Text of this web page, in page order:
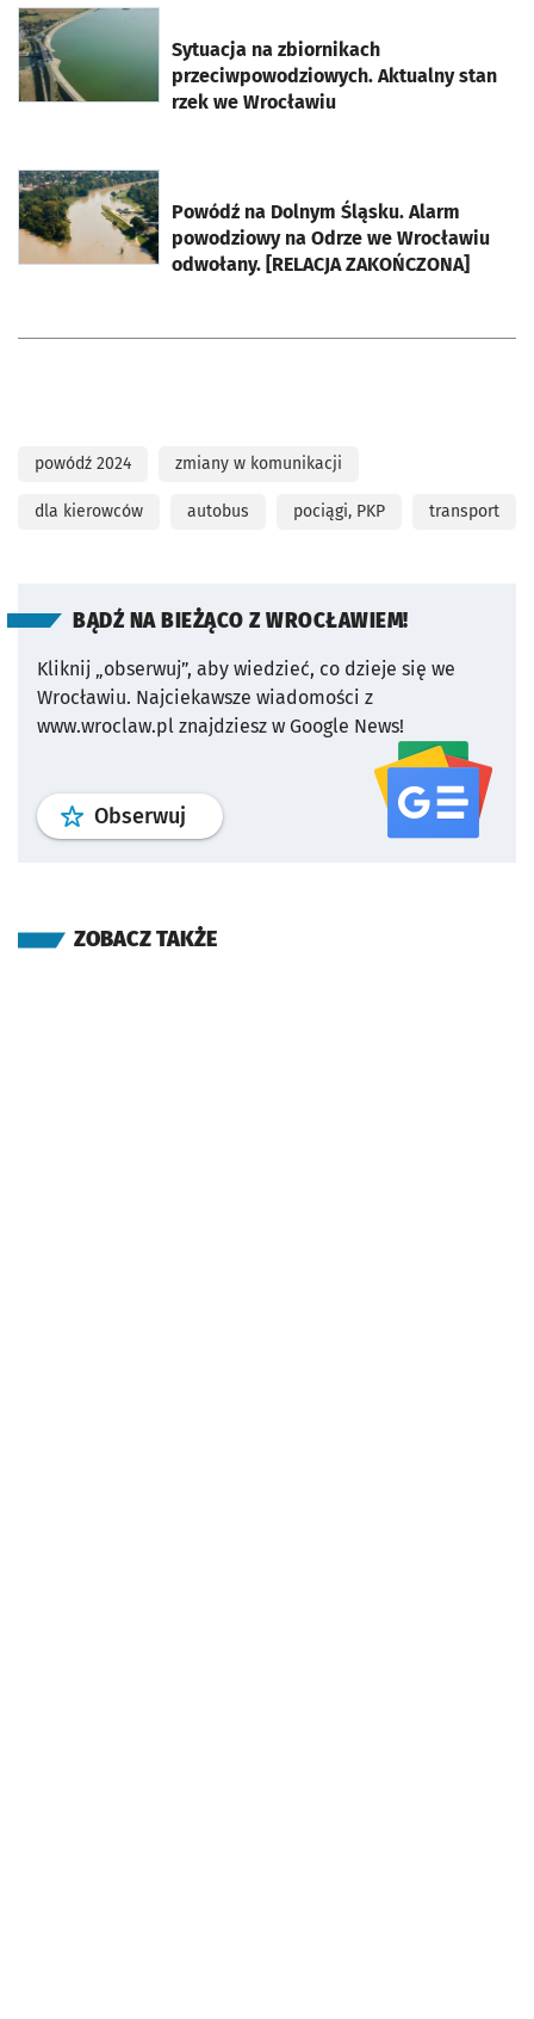
Sytuacja na zbiornikach
przeciwpowodziowych. Aktualny stan
rzek we Wrocławiu
otworzy się w nowej karcie
Powódź na Dolnym Śląsku. Alarm
powodziowy na Odrze we Wrocławiu
odwołany. [RELACJA ZAKOŃCZONA]
otworzy się w nowej karcie
powódź 2024 zmiany w komunikacji
dla kierowców autobus pociągi, PKP transport
BĄDŹ NA BIEŻĄCO Z WROCŁAWIEM!
Kliknij „obserwuj”, aby wiedzieć, co dzieje się we
Wrocławiu. Najciekawsze wiadomości z
www.wroclaw.pl znajdziesz w Google News!
Obserwuj profil serwisu
ZOBACZ TAKŻE